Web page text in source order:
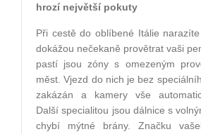
hrozí největší pokuty
Při cestě do oblíbené Itálie
dokážou nečekaně provětrat vaši
pastí jsou zóny s omezeným
měst. Vjezd do nich je bez
zakázán a kamery vše
Další specialitou jsou dálnice s
chybí mýtné brány. Značku